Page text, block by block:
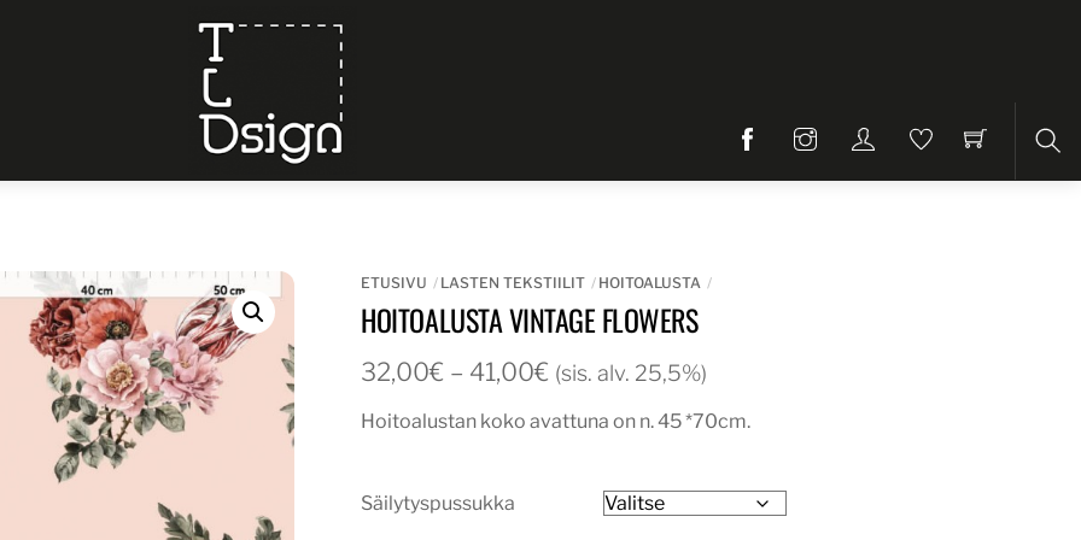
ETUSIVU LASTEN TEKSTIILIT HOITOALUSTA
HOITOALUSTA VINTAGE FLOWERS
32,00€ – 41,00€ Hintaluokka:
-
(sis. alv. 25,5%)
Hoitoalustan koko avattuna on n. 45 *70cm.
Säilytyspussukka